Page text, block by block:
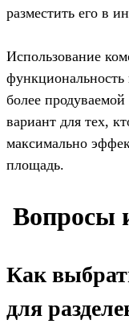
разместить его в
Использование
функциональность
более
вариант для тех,
максимально
площадь.
Вопросы
Как
для